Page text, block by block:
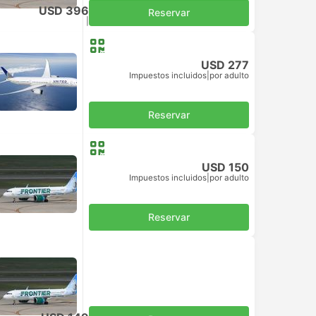
USD 396 Reservar
USD 277
Impuestos incluidos por adulto
Reservar
USD 150
Impuestos incluidos por adulto
Reservar